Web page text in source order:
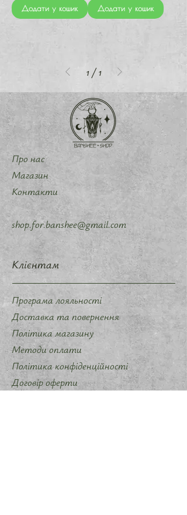
Додати у кошик Додати у кошик
1 / 1
Про нас
Магазин
Контакти
shop.for.banshee@gmail.com
Клієнтам
Програма лояльності
Доставка та повернення
Політика магазину
Методи оплати
Політика конфіденційності
Договір оферти